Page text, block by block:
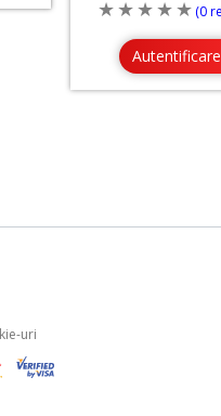
(0
uri